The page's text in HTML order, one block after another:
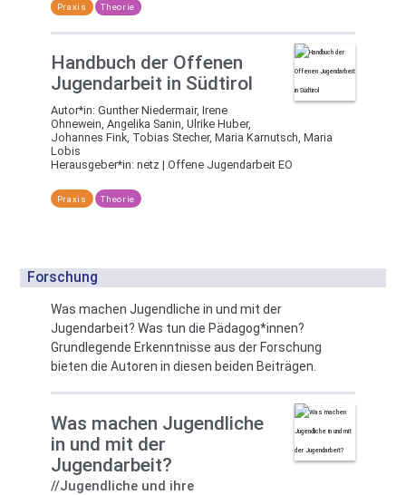
Praxis Theorie
Handbuch der Offenen
Jugendarbeit in Südtirol
Autor*in: Gunther Niedermair, Irene
Ohnewein, Angelika Sanin, Ulrike Huber,
Johannes Fink, Tobias Stecher, Maria Karnutsch, Maria
Lobis
Herausgeber*in: netz | Offene Jugendarbeit EO
Praxis Theorie
Forschung
Was machen Jugendliche in und mit der
Jugendarbeit? Was tun die Pädagog*innen?
Grundlegende Erkenntnisse aus der Forschung
bieten die Autoren in diesen beiden Beiträgen.
Was machen Jugendliche
in und mit der
Jugendarbeit?
//Jugendliche und ihre